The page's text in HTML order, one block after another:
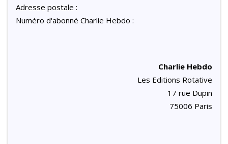
Adresse postale :
Numéro d'abonné Charlie Hebdo :
Charlie Hebdo
Les Editions Rotative
17 rue Dupin
75006 Paris